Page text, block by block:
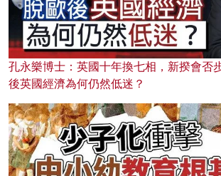
孔永樂博士：英國十年換七相，新揆會否
後英國經濟為何仍然低迷？